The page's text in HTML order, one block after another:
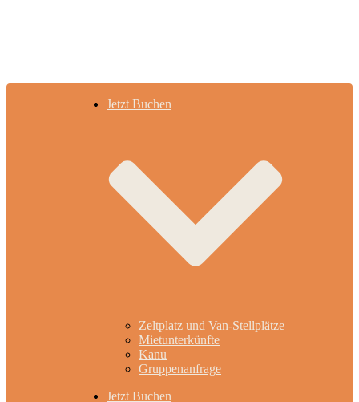
Jetzt Buchen
Zeltplatz und Van-Stellplätze
Mietunterkünfte
Kanu
Gruppenanfrage
Jetzt Buchen